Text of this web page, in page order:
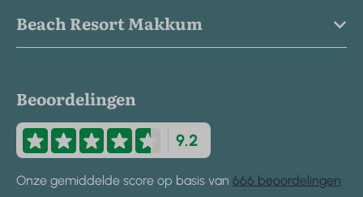
Beach Resort Makkum
Beoordelingen
9.2
Onze gemiddelde score op basis van 666 beoordelingen